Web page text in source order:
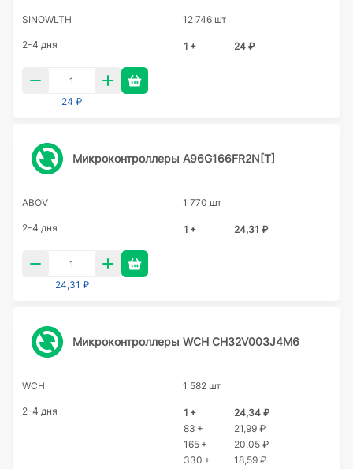
SINOWLTH 12 746 шт
2-4 дня 1 + 24 ₽
24 ₽
Микроконтроллеры A96G166FR2N[T]
ABOV 1 770 шт
2-4 дня 1 + 24,31 ₽
24,31 ₽
Микроконтроллеры WCH CH32V003J4M6
WCH 1 582 шт
2-4 дня 1 +
24,34 ₽
83 +
21,99 ₽
165 +
20,05 ₽
330 +
18,59 ₽